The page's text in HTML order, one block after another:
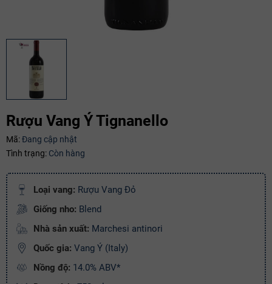
Rượu Vang Ý Tignanello
Mã:Đang cập nhật
Tình trạng: Còn hàng
Loại vang: Rượu Vang Đỏ
Giống nho: Blend
Nhà sản xuất: Marchesi antinori
Quốc gia: Vang Ý (Italy)
Nồng độ: 14.0% ABV*
Mã giảm giá:
Ngày hết hạn: